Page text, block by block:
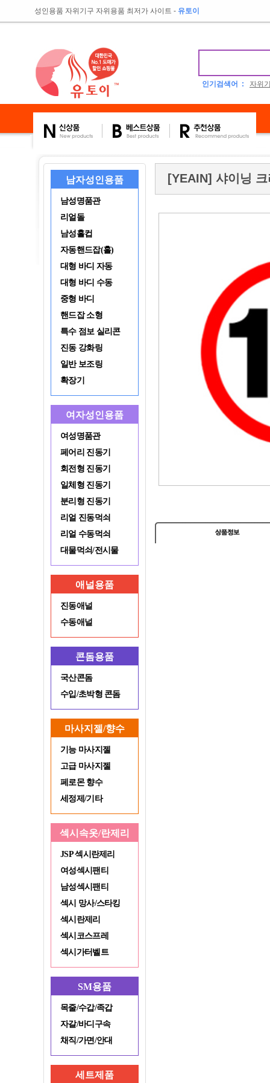
성인용품 자위기구 자위용품 최저가 사이트 - 유토이
인기검색어 : 자위
남자성인용품
남성명품관
리얼돌
남성홀컵
자동핸드잡(홀)
대형 바디 자동
대형 바디 수동
중형 바디
핸드잡 소형
특수 점보 실리콘
진동 강화링
일반 보조링
확장기
여자성인용품
여성명품관
페어리 진동기
회전형 진동기
일체형 진동기
분리형 진동기
리얼 진동먹쇠
리얼 수동먹쇠
대물먹쇠/전시물
애널용품
진동애널
수동애널
콘돔용품
국산콘돔
수입/초박형 콘돔
마사지젤/향수
기능 마사지젤
고급 마사지젤
페로몬 향수
세정제/기타
섹시속옷/란제리
JSP 섹시란제리
여성섹시팬티
남성섹시팬티
섹시 망사/스타킹
섹시란제리
섹시코스프레
섹시가터벨트
SM용품
목줄/수갑/족갑
자갈/바디구속
채직/가면/안대
세트제품
[YEAIN] 샤이닝